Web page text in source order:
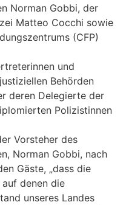
Norman Gobbi, der
Matteo Cocchi sowie
(CFP)
und
Behörden
deren Delegierte der
Polizistinnen
Vorsteher des
Norman Gobbi, nach
Gäste, „dass die
denen die
unseres Landes